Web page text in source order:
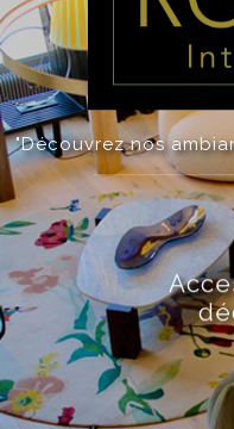
"Découvrez nos